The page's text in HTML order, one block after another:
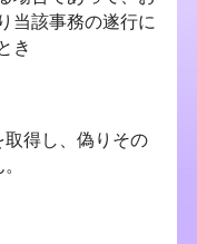
当該事務の遂行に
き
得し、偽りその